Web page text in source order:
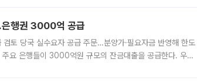
은행권 3000억 공급
토 당국 실수요자 공급 주문…분양가·필요자금 반영해 한도
주요 은행들이 3000억원 규모의 잔금대출을 공급한다. 우리